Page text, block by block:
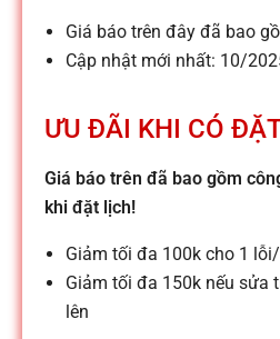
-
S
ử
a
c
Giá báo trên đây đã bao
Cập nhật mới nhất: 10/
ƯU ĐÃI KHI CÓ
Giá báo trên đã bao gồm
khi đặt lịch!
Giảm tối đa 100k cho 1
Giảm tối đa 150k nếu sửa
lên